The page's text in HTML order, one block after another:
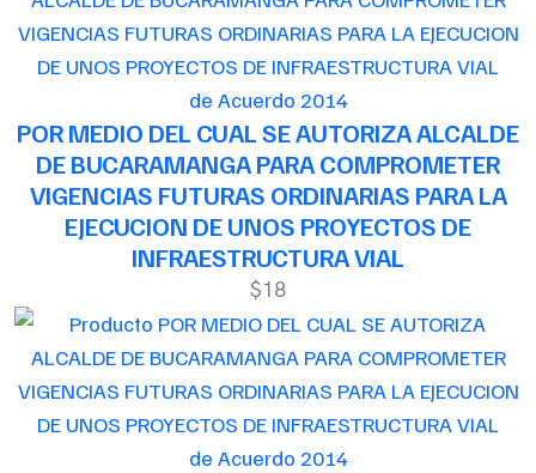
de Acuerdo 2014
POR MEDIO DEL CUAL SE AUTORIZA ALCALDE
DE BUCARAMANGA PARA COMPROMETER
VIGENCIAS FUTURAS ORDINARIAS PARA LA
EJECUCION DE UNOS PROYECTOS DE
INFRAESTRUCTURA VIAL
$18
de Acuerdo 2014